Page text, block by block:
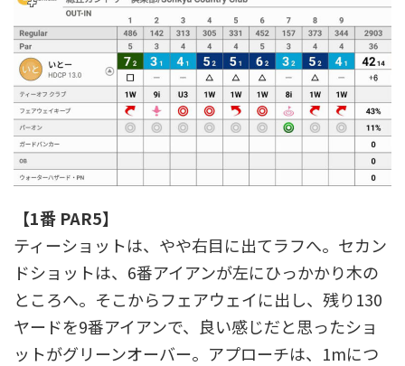
【1番 PAR5】
ティーショットは、やや右目に出てラフへ。セカン
ドショットは、6番アイアンが左にひっかかり木の
ところへ。そこからフェアウェイに出し、残り130
ヤードを9番アイアンで、良い感じだと思ったショ
ットがグリーンオーバー。アプローチは、1mにつ